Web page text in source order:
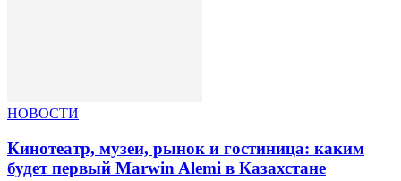
НОВОСТИ
Кинотеатр, музеи, рынок и гостиница: каким
будет первый Marwin Alemi в Казахстане